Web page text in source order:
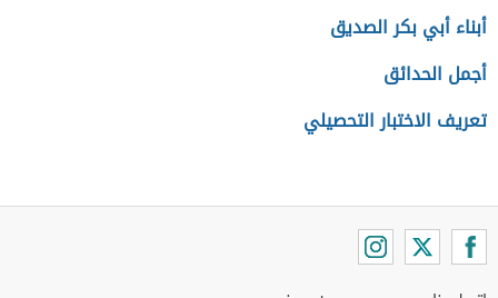
أبناء أبي بكر الصديق
أجمل الحدائق
تعريف الاختبار التحصيلي